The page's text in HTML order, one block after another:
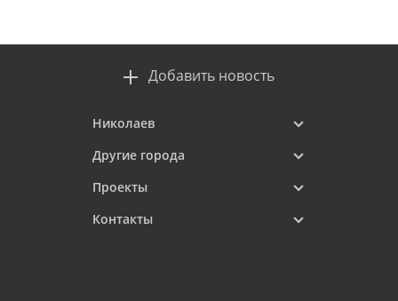
Добавить новость
Николаев
Другие города
Проекты
Контакты